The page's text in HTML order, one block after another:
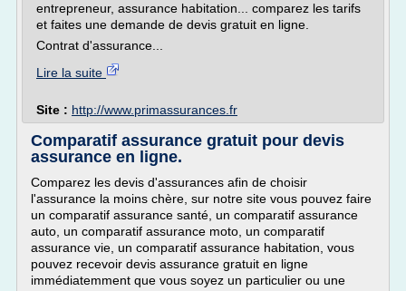
entrepreneur, assurance habitation... comparez les tarifs
et faites une demande de devis gratuit en ligne.
Contrat d'assurance...
Lire la suite
Site : http://www.primassurances.fr
Comparatif assurance gratuit pour devis
assurance en ligne.
Comparez les devis d'assurances afin de choisir
l'assurance la moins chère, sur notre site vous pouvez faire
un comparatif assurance santé, un comparatif assurance
auto, un comparatif assurance moto, un comparatif
assurance vie, un comparatif assurance habitation, vous
pouvez recevoir devis assurance gratuit en ligne
immédiatemment que vous soyez un particulier ou une